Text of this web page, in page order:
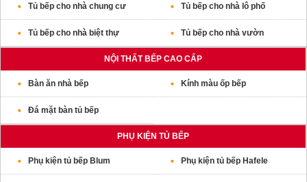
Tủ bếp cho nhà chung cư Tủ bếp cho nhà lô phố
Tủ bếp cho nhà biệt thự Tủ bếp cho nhà vườn
NỘI THẤT BẾP CAO CẤP
Bàn ăn nhà bếp Kính màu ốp bếp
Đá mặt bàn tủ bếp
PHỤ KIỆN TỦ BẾP
Phụ kiện tủ bếp Blum Phụ kiện tủ bếp Hafele